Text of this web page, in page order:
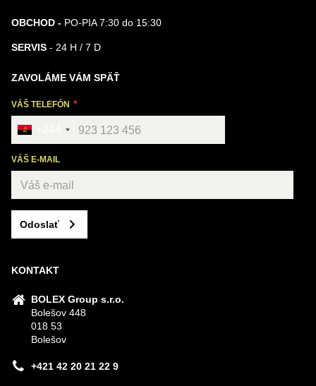
OBCHOD - PO-PIA 7:30 do 15:30
SERVIS - 24 H / 7 D
ZAVOLÁME VÁM SPÄŤ
VÁŠ TELEFÓN
VÁŠ E-MAIL
Odoslať
KONTAKT
BOLEX Group s.r.o.
Bolešov 448
018 53
Bolešov
+421 42 20 21 22 9